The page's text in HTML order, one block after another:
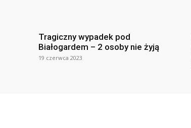
Tragiczny wypadek pod
Białogardem – 2 osoby nie żyją
19 czerwca 2023